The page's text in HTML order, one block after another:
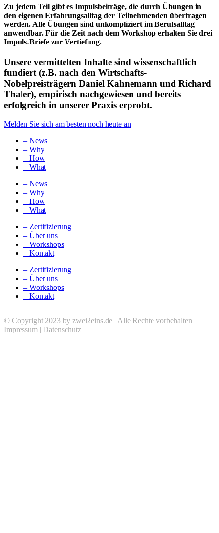
Zu jedem Teil gibt es Impulsbeiträge, die durch Übungen in
den eigenen Erfahrungsalltag der Teilnehmenden übertragen
werden. Alle Übungen sind unkompliziert im Berufsalltag
anwendbar. Für die Zeit nach dem Workshop erhalten Sie drei
Impuls-Briefe zur Vertiefung.
Unsere vermittelten Inhalte sind wissenschaftlich
fundiert (z.B. nach den Wirtschafts-
Nobelpreisträgern Daniel Kahnemann und Richard
Thaler), empirisch nachgewiesen und bereits
erfolgreich in unserer Praxis erprobt.
Melden Sie sich am besten noch heute an
– News
– Why
– How
– What
– News
– Why
– How
– What
– Zertifizierung
– Über uns
– Workshops
– Kontakt
– Zertifizierung
– Über uns
– Workshops
– Kontakt
© Copyright 2023 by zwei2eins.de | Alle Rechte vorbehalten |
Impressum | Datenschutz